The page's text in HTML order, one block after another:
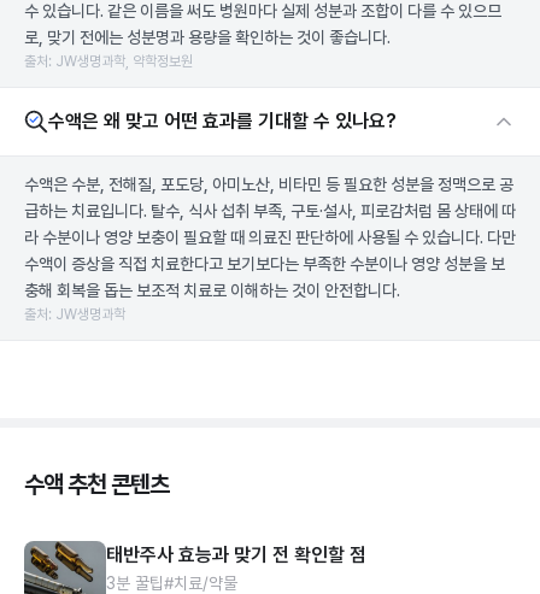
수 있습니다. 같은 이름을 써도 병원마다 실제 성분과 조합이 다를 수 있으므
로, 맞기 전에는 성분명과 용량을 확인하는 것이 좋습니다.
출처: JW생명과학, 약학정보원
수액은 왜 맞고 어떤 효과를 기대할 수 있나요?
수액은 수분, 전해질, 포도당, 아미노산, 비타민 등 필요한 성분을 정맥으로 공
급하는 치료입니다. 탈수, 식사 섭취 부족, 구토·설사, 피로감처럼 몸 상태에 따
라 수분이나 영양 보충이 필요할 때 의료진 판단하에 사용될 수 있습니다. 다만
수액이 증상을 직접 치료한다고 보기보다는 부족한 수분이나 영양 성분을 보
충해 회복을 돕는 보조적 치료로 이해하는 것이 안전합니다.
출처: JW생명과학
수액 추천 콘텐츠
태반주사 효능과 맞기 전 확인할 점
3분 꿀팁#치료/약물